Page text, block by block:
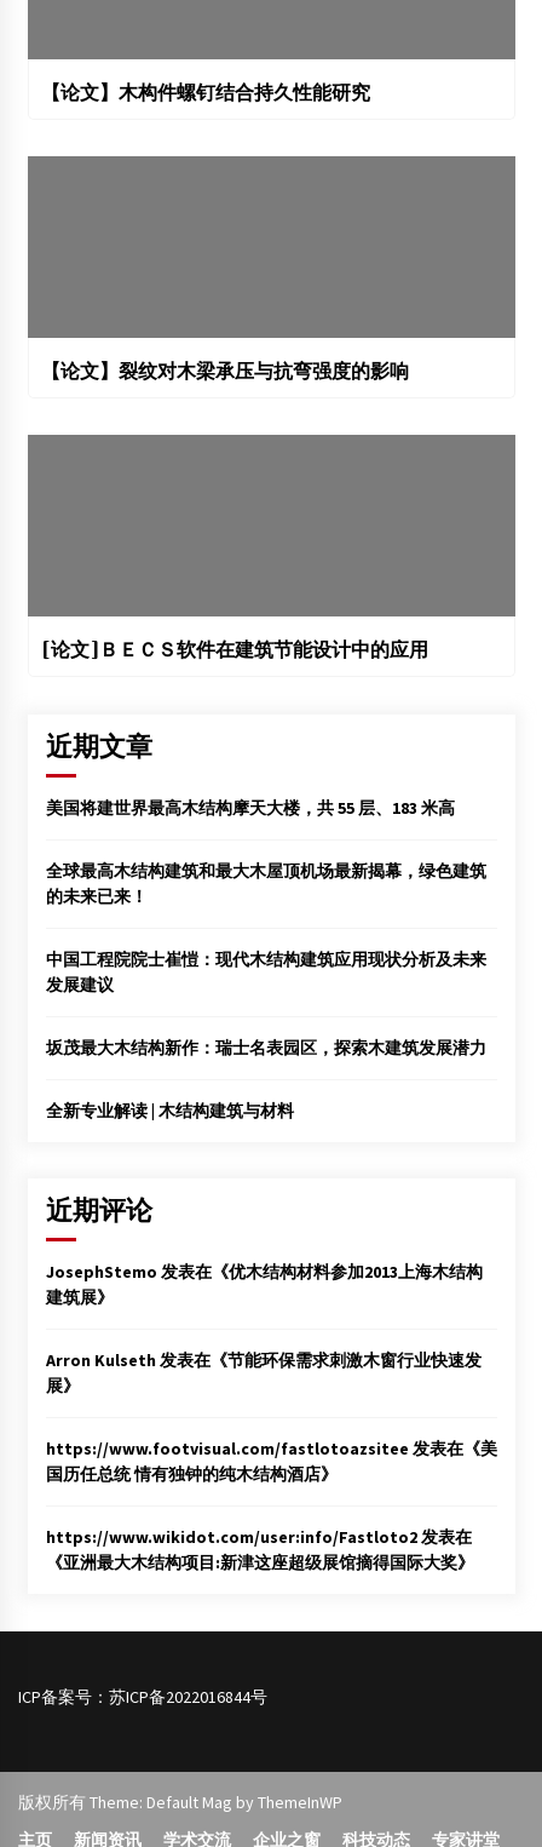
【论文】木构件螺钉结合持久性能研究
【论文】裂纹对木梁承压与抗弯强度的影响
[论文]ＢＥＣＳ软件在建筑节能设计中的应用
近期文章
美国将建世界最高木结构摩天大楼，共 55 层、183 米高
全球最高木结构建筑和最大木屋顶机场最新揭幕，绿色建筑
的未来已来！
中国工程院院士崔愷：现代木结构建筑应用现状分析及未来
发展建议
坂茂最大木结构新作：瑞士名表园区，探索木建筑发展潜力
全新专业解读 | 木结构建筑与材料
近期评论
JosephStemo 发表在《优木结构材料参加2013上海木结构
建筑展》
Arron Kulseth发表在《节能环保需求刺激木窗行业快速发
展》
https://www.footvisual.com/fastlotoazsitee 发表在《美
国历任总统 情有独钟的纯木结构酒店》
https://www.wikidot.com/user:info/Fastloto2发表在
《亚洲最大木结构项目:新津这座超级展馆摘得国际大奖》
ICP备案号： 苏ICP备2022016844号
版权所有 Theme: Default Mag by ThemeInWP
主页
新闻资讯 学术交流 企业之窗 科技动态 专家讲堂